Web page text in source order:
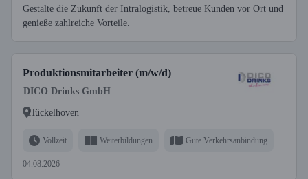
Gestalte die Zukunft der Intralogistik, betreue Kunden vor Ort und
genieße zahlreiche Vorteile.
Produktionsmitarbeiter (m/w/d)
DICO Drinks GmbH
Hückelhoven
Vollzeit Weiterbildungen Gute Verkehrsanbindung
04.08.2026